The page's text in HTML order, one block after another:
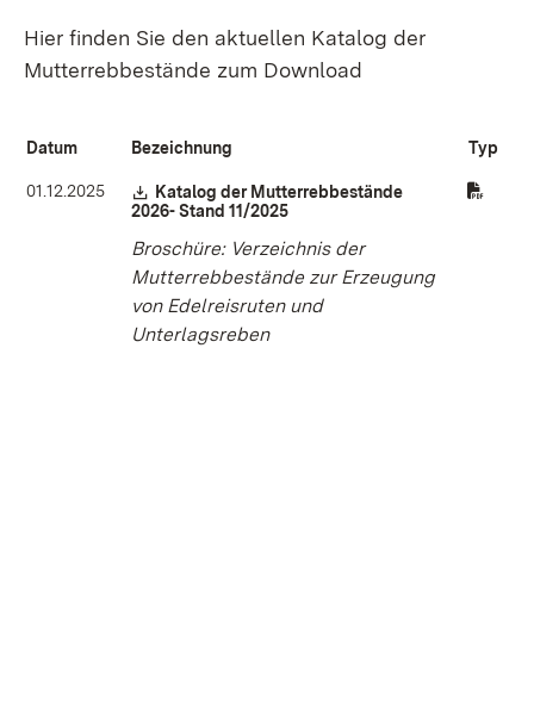
Hier finden Sie den aktuellen Katalog der
Mutterrebbestände zum Download
Datum Bezeichnung Typ
01.12.2025 Download:
Katalog der Mutterrebbestände
2026- Stand 11/2025
Broschüre: Verzeichnis der
Mutterrebbestände zur Erzeugung
von Edelreisruten und
Unterlagsreben